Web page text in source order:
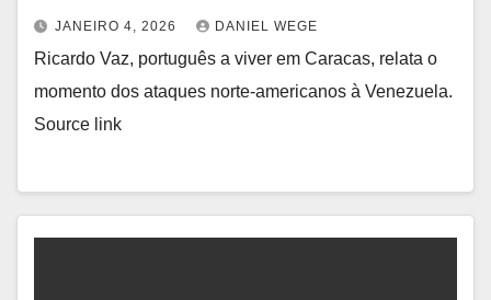
JANEIRO 4, 2026 DANIEL WEGE
Ricardo Vaz, português a viver em Caracas, relata o
momento dos ataques norte-americanos à Venezuela.
Source link